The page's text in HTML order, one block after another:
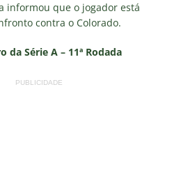
informou que o jogador está
contra o Colorado.
da Série A – 11ª Rodada
PUBLICIDADE